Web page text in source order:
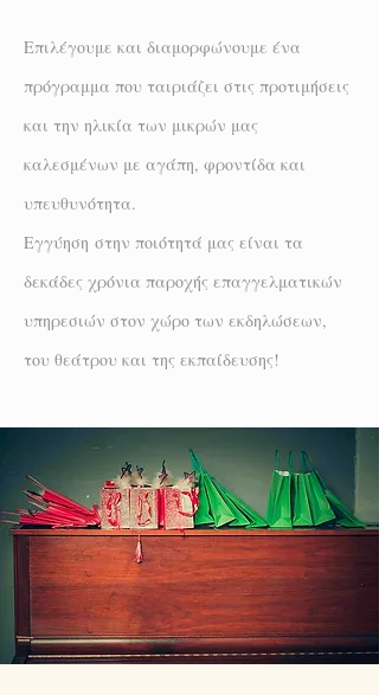
Επιλέγουμε και διαμορφώνουμε ένα
πρόγραμμα που ταιριάζει στις προτιμήσεις
και την ηλικία των μικρών μας
καλεσμένων με αγάπη, φροντίδα και
υπευθυνότητα.
Εγγύηση στην ποιότητά μας είναι τα
δεκάδες χρόνια παροχής επαγγελματικών
υπηρεσιών στον χώρο των εκδηλώσεων,
του θεάτρου και της εκπαίδευσης!